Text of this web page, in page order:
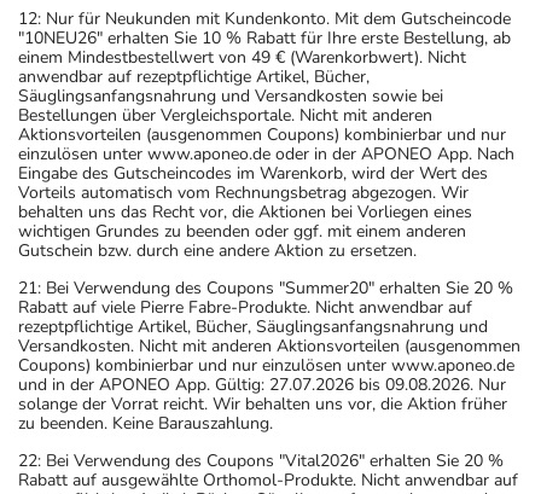
Überdosierungserscheinungen kommen, unter anderem
zu Erbrechen, Bewusstseinsstörungen,
Atembeschwerden sowie zu Störungen der Herz-
Kreislauffunktion. Setzen Sie sich bei dem Verdacht auf
eine Überdosierung umgehend mit einem Arzt in
Verbindung.
Einnahme vergessen?
Setzen Sie die Einnahme zum nächsten vorgeschriebenen
Zeitpunkt ganz normal (also nicht mit der
Wichtige Hinweise
Was sollten Sie beachten?
- Vorsicht: Das Reaktionsvermögen kann auch bei
bestimmungsgemäßem Gebrauch beeinträchtigt sein.
Achten Sie vor allem darauf, wenn Sie am Straßenverkehr
teilnehmen oder Maschinen (auch im Haushalt) bedienen,
12: Nur für Neukunden mit Kundenkonto. Mit dem Gutscheincode
"10NEU26" erhalten Sie 10 % Rabatt für Ihre erste Bestellung, ab
einem Mindestbestellwert von 49 € (Warenkorbwert). Nicht
anwendbar auf rezeptpflichtige Artikel, Bücher,
Säuglingsanfangsnahrung und Versandkosten sowie bei
Bestellungen über Vergleichsportale. Nicht mit anderen
Aktionsvorteilen (ausgenommen Coupons) kombinierbar und nur
einzulösen unter www.aponeo.de oder in der APONEO App. Nach
Eingabe des Gutscheincodes im Warenkorb, wird der Wert des
Vorteils automatisch vom Rechnungsbetrag abgezogen. Wir
behalten uns das Recht vor, die Aktionen bei Vorliegen eines
wichtigen Grundes zu beenden oder ggf. mit einem anderen
Gutschein bzw. durch eine andere Aktion zu ersetzen.
21: Bei Verwendung des Coupons "Summer20" erhalten Sie 20 %
Rabatt auf viele Pierre Fabre-Produkte. Nicht anwendbar auf
rezeptpflichtige Artikel, Bücher, Säuglingsanfangsnahrung und
Versandkosten. Nicht mit anderen Aktionsvorteilen (ausgenommen
Coupons) kombinierbar und nur einzulösen unter www.aponeo.de
und in der APONEO App. Gültig: 27.07.2026 bis 09.08.2026. Nur
solange der Vorrat reicht. Wir behalten uns vor, die Aktion früher
zu beenden. Keine Barauszahlung.
22: Bei Verwendung des Coupons "Vital2026" erhalten Sie 20 %
Rabatt auf ausgewählte Orthomol-Produkte. Nicht anwendbar auf